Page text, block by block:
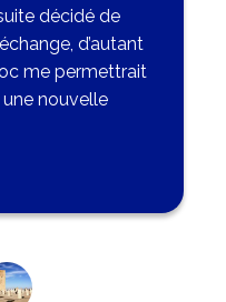
décidé de
d’autant
me permettrait
nouvelle